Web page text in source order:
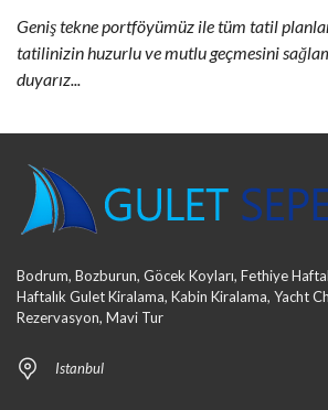
Geniş tekne portföyümüz ile tüm tatil
tatilinizin huzurlu ve mutlu geçmesini
duyarız...
Bodrum, Bozburun, Göcek Koyları, Fethiye
Haftalık Gulet Kiralama, Kabin Kiralama, Yacht
Rezervasyon, Mavi Tur
Istanbul